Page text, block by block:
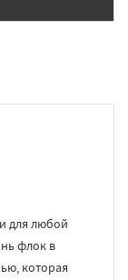
для любой
флок в
которая